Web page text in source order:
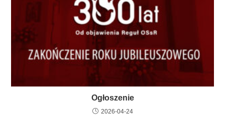
Ogłoszenie
2026-04-24